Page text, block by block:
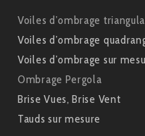
Voiles d’ombrage
Voiles d’ombrage
Voiles d’ombrage sur
Ombrage Pergola
Brise Vues, Brise Vent
Tauds sur mesure